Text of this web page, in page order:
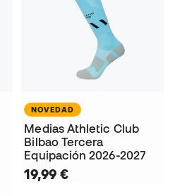
NOVEDAD
Medias Athletic Club
Bilbao Tercera
Equipación 2026-2027
19,99 €